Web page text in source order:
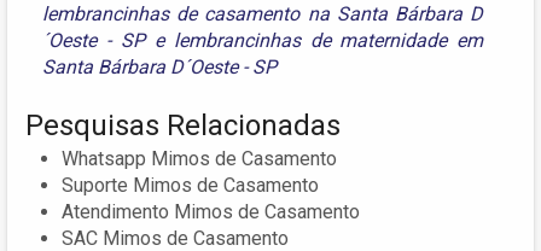
lembrancinhas de casamento na Santa Bárbara D
´Oeste - SPe lembrancinhas de maternidade em
Santa Bárbara D´Oeste - SP
Pesquisas Relacionadas
Whatsapp Mimos de Casamento
Suporte Mimos de Casamento
Atendimento Mimos de Casamento
SAC Mimos de Casamento